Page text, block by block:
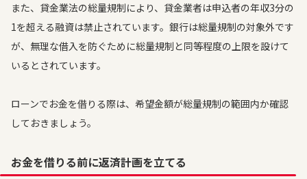
また、貸金業法の総量規制により、貸金業者は申込者の年収3分の
1を超える融資は禁止されています。銀行は総量規制の対象外です
が、無理な借入を防ぐために総量規制と同等程度の上限を設けて
いるとされています。
ローンでお金を借りる際は、希望金額が総量規制の範囲内か確認
しておきましょう。
お金を借りる前に返済計画を立てる